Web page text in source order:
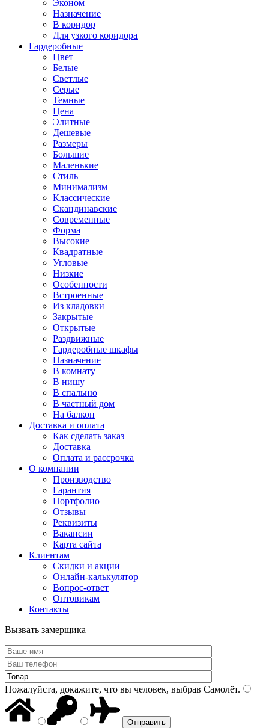
Эконом
Назначение
В коридор
Для узкого коридора
Гардеробные
Цвет
Белые
Светлые
Серые
Темные
Цена
Элитные
Дешевые
Размеры
Большие
Маленькие
Стиль
Минимализм
Классические
Скандинавские
Современные
Форма
Высокие
Квадратные
Угловые
Низкие
Особенности
Встроенные
Из кладовки
Закрытые
Открытые
Раздвижные
Гардеробные шкафы
Назначение
В комнату
В нишу
В спальню
В частный дом
На балкон
Доставка и оплата
Как сделать заказ
Доставка
Оплата и рассрочка
О компании
Производство
Гарантия
Портфолио
Отзывы
Реквизиты
Вакансии
Карта сайта
Клиентам
Скидки и акции
Онлайн-калькулятор
Вопрос-ответ
Оптовикам
Контакты
Вызвать замерщика
Пожалуйста, докажите, что вы человек, выбрав Самолёт.